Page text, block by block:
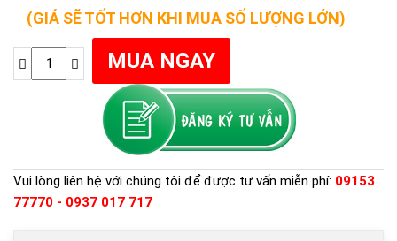
(GIÁ SẼ TỐT HƠN KHI MUA SỐ LƯỢNG LỚN)
Vui lòng liên hệ với chúng tôi để được tư vấn miễn phí: 09153
77770 - 0937 017 717